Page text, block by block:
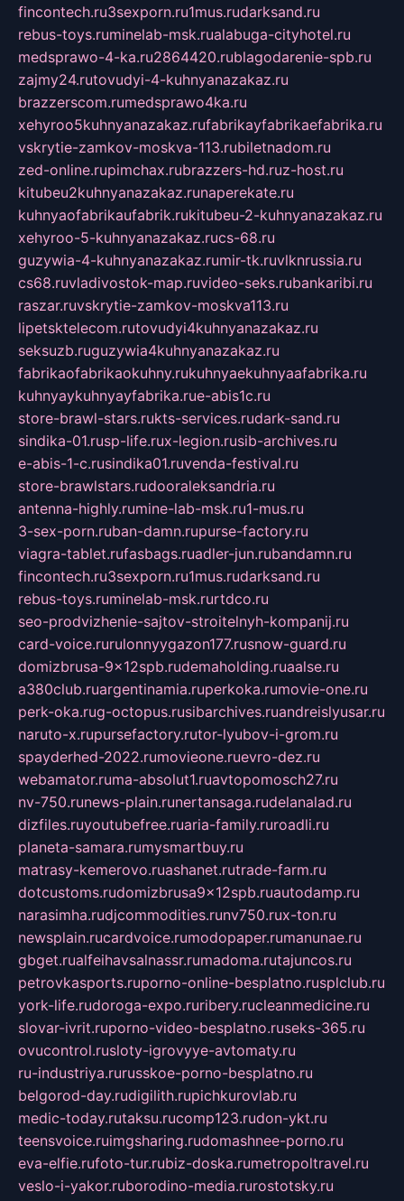
fincontech.ru3sexporn.ru1mus.rudarksand.ru
rebus-toys.ruminelab-msk.rualabuga-cityhotel.ru
medsprawo-4-ka.ru2864420.rublagodarenie-spb.ru
zajmy24.rutovudyi-4-kuhnyanazakaz.ru
brazzerscom.rumedsprawo4ka.ru
xehyroo5kuhnyanazakaz.rufabrikayfabrikaefabrika.ru
vskrytie-zamkov-moskva-113.rubiletnadom.ru
zed-online.rupimchax.rubrazzers-hd.ruz-host.ru
kitubeu2kuhnyanazakaz.runaperekate.ru
kuhnyaofabrikaufabrik.rukitubeu-2-kuhnyanazakaz.ru
xehyroo-5-kuhnyanazakaz.rucs-68.ru
guzywia-4-kuhnyanazakaz.rumir-tk.ruvlknrussia.ru
cs68.ruvladivostok-map.ruvideo-seks.rubankaribi.ru
raszar.ruvskrytie-zamkov-moskva113.ru
lipetsktelecom.rutovudyi4kuhnyanazakaz.ru
seksuzb.ruguzywia4kuhnyanazakaz.ru
fabrikaofabrikaokuhny.rukuhnyaekuhnyaafabrika.ru
kuhnyaykuhnyayfabrika.rue-abis1c.ru
store-brawl-stars.rukts-services.rudark-sand.ru
sindika-01.rusp-life.rux-legion.rusib-archives.ru
e-abis-1-c.rusindika01.ruvenda-festival.ru
store-brawlstars.rudooraleksandria.ru
antenna-highly.rumine-lab-msk.ru1-mus.ru
3-sex-porn.ruban-damn.rupurse-factory.ru
viagra-tablet.rufasbags.ruadler-jun.rubandamn.ru
fincontech.ru3sexporn.ru1mus.rudarksand.ru
rebus-toys.ruminelab-msk.rurtdco.ru
seo-prodvizhenie-sajtov-stroitelnyh-kompanij.ru
card-voice.rurulonnyygazon177.rusnow-guard.ru
domizbrusa-9x12spb.rudemaholding.ruaalse.ru
a380club.ruargentinamia.ruperkoka.rumovie-one.ru
perk-oka.rug-octopus.rusibarchives.ruandreislyusar.ru
naruto-x.rupursefactory.rutor-lyubov-i-grom.ru
spayderhed-2022.rumovieone.ruevro-dez.ru
webamator.ruma-absolut1.ruavtopomosch27.ru
nv-750.runews-plain.runertansaga.rudelanalad.ru
dizfiles.ruyoutubefree.ruaria-family.ruroadli.ru
planeta-samara.rumysmartbuy.ru
matrasy-kemerovo.ruashanet.rutrade-farm.ru
dotcustoms.rudomizbrusa9x12spb.ruautodamp.ru
narasimha.rudjcommodities.runv750.rux-ton.ru
newsplain.rucardvoice.rumodopaper.rumanunae.ru
gbget.rualfeihavsalnassr.rumadoma.rutajuncos.ru
petrovkasports.ruporno-online-besplatno.rusplclub.ru
york-life.rudoroga-expo.ruribery.rucleanmedicine.ru
slovar-ivrit.ruporno-video-besplatno.ruseks-365.ru
ovucontrol.rusloty-igrovyye-avtomaty.ru
ru-industriya.rurusskoe-porno-besplatno.ru
belgorod-day.rudigilith.rupichkurovlab.ru
medic-today.rutaksu.rucomp123.rudon-ykt.ru
teensvoice.ruimgsharing.rudomashnee-porno.ru
eva-elfie.rufoto-tur.rubiz-doska.rumetropoltravel.ru
veslo-i-yakor.ruborodino-media.rurostotsky.ru